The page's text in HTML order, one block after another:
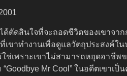
ตัดสินใจที่จะถอดชีวิตของเขาจาก
เขาทำงานเพื่อดูแลวัตถุประสงค์ใน
ใช่เพราะเขาไม่สามารถหยุดอาชีพ
Mr Cool” ในอดีตเขา